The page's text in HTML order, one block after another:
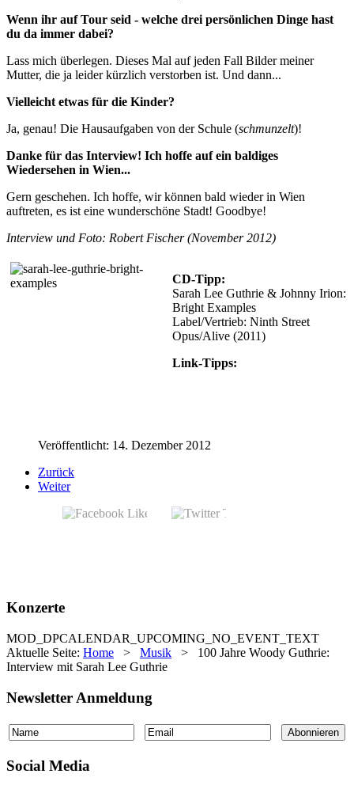
Wenn ihr auf Tour seid - welche drei persönlichen Dinge hast
du da immer dabei?
Lass mich überlegen. Dieses Mal auf jeden Fall Bilder meiner
Mutter, die ja leider kürzlich verstorben ist. Und dann...
Vielleicht etwas für die Kinder?
Ja, genau! Die Hausaufgaben von der Schule (schmunzelt)!
Danke für das Interview! Ich hoffe auf ein baldiges
Wiedersehen in Wien...
Gern geschehen. Ich hoffe, wir können bald wieder in Wien
auftreten, es ist eine wunderschöne Stadt! Goodbye!
Interview und Foto: Robert Fischer (November 2012)
CD-Tipp:
Sarah Lee Guthrie & Johnny Irion:
Bright Examples
Label/Vertrieb: Ninth Street
Opus/Alive (2011)
Link-Tipps:
Veröffentlicht: 14. Dezember 2012
Zurück
Weiter
Konzerte
MOD_DPCALENDAR_UPCOMING_NO_EVENT_TEXT
Aktuelle Seite: Home > Musik > 100 Jahre Woody Guthrie:
Interview mit Sarah Lee Guthrie
Newsletter Anmeldung
Social Media